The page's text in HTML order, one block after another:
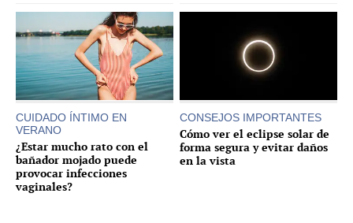
CUIDADO ÍNTIMO EN
VERANO
¿Estar mucho rato con el
bañador mojado puede
provocar infecciones
vaginales?
CONSEJOS IMPORTANTES
Cómo ver el eclipse solar de
forma segura y evitar daños
en la vista